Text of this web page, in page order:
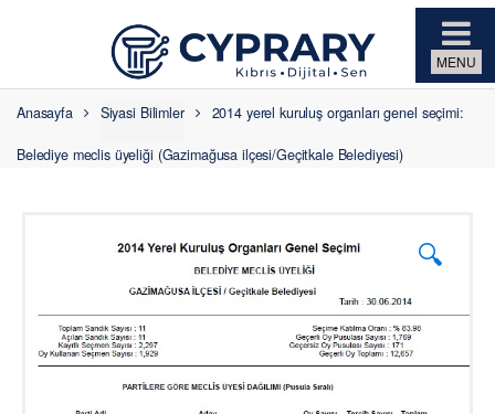
Anasayfa Siyasi Bilimler 2014 yerel kuruluş organları genel seçimi:
Belediye meclis üyeliği (Gazimağusa ilçesi/Geçitkale Belediyesi)
🔍